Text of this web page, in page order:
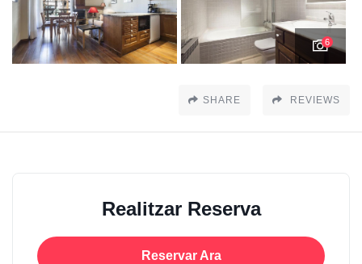
6
SHARE REVIEWS
Realitzar Reserva
Reservar Ara